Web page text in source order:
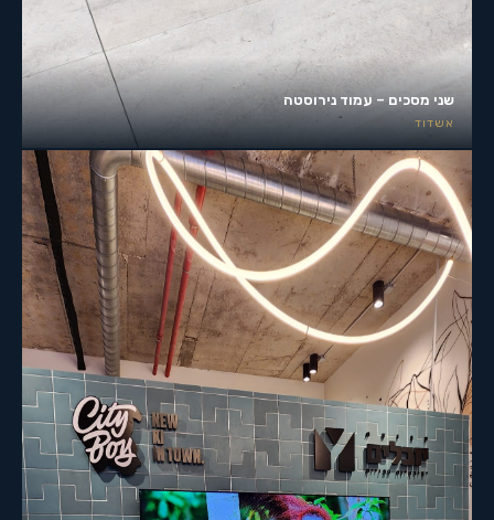
שני מסכים – עמוד נירוסטה
אשדוד